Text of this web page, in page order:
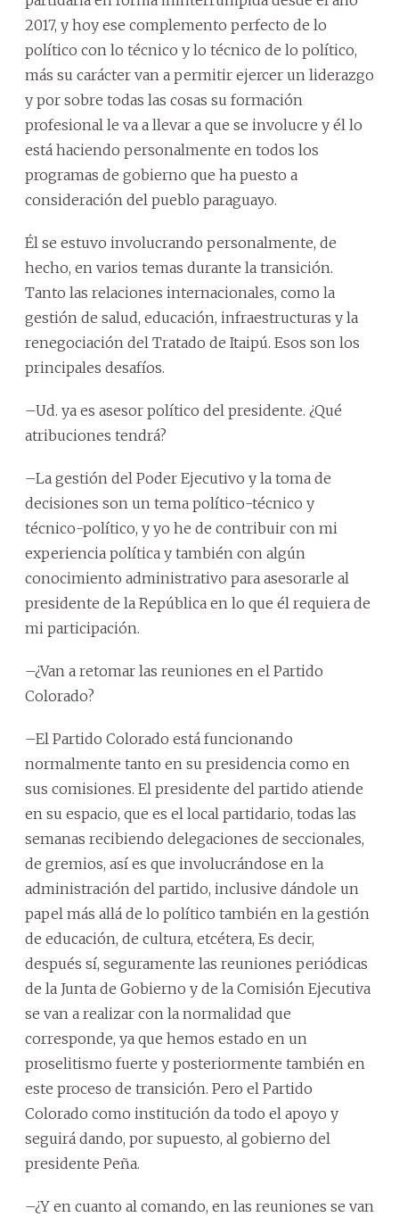
2017, y hoy ese complemento perfecto de lo
político con lo técnico y lo técnico de lo político,
más su carácter van a permitir ejercer un liderazgo
y por sobre todas las cosas su formación
profesional le va a llevar a que se involucre y él lo
está haciendo personalmente en todos los
programas de gobierno que ha puesto a
consideración del pueblo paraguayo.
Él se estuvo involucrando personalmente, de
hecho, en varios temas durante la transición.
Tanto las relaciones internacionales, como la
gestión de salud, educación, infraestructuras y la
renegociación del Tratado de Itaipú. Esos son los
principales desafíos.
–Ud. ya es asesor político del presidente. ¿Qué
atribuciones tendrá?
–La gestión del Poder Ejecutivo y la toma de
decisiones son un tema político-técnico y
técnico-político, y yo he de contribuir con mi
experiencia política y también con algún
conocimiento administrativo para asesorarle al
presidente de la República en lo que él requiera de
mi participación.
–¿Van a retomar las reuniones en el Partido
Colorado?
–El Partido Colorado está funcionando
normalmente tanto en su presidencia como en
sus comisiones. El presidente del partido atiende
en su espacio, que es el local partidario, todas las
semanas recibiendo delegaciones de seccionales,
de gremios, así es que involucrándose en la
administración del partido, inclusive dándole un
papel más allá de lo político también en la gestión
de educación, de cultura, etcétera, Es decir,
después sí, seguramente las reuniones periódicas
de la Junta de Gobierno y de la Comisión Ejecutiva
se van a realizar con la normalidad que
corresponde, ya que hemos estado en un
proselitismo fuerte y posteriormente también en
este proceso de transición. Pero el Partido
Colorado como institución da todo el apoyo y
seguirá dando, por supuesto, al gobierno del
presidente Peña.
–¿Y en cuanto al comando, en las reuniones se van